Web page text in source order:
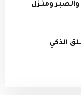
ومنزل
الذكي